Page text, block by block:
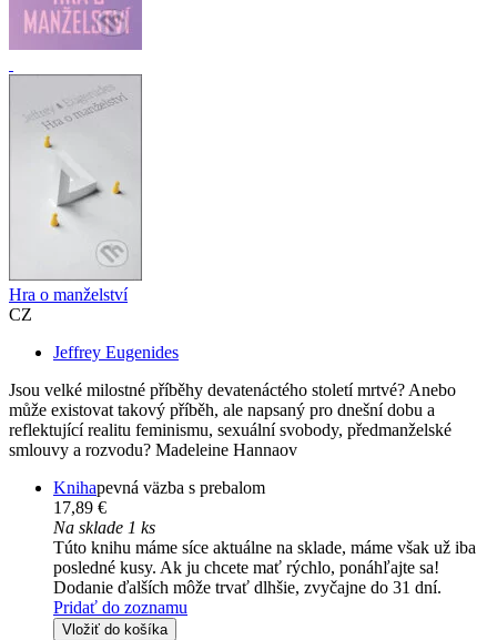
Hra o manželství
CZ
Jeffrey Eugenides
Jsou velké milostné příběhy devatenáctého století mrtvé? Anebo
může existovat takový příběh, ale napsaný pro dnešní dobu a
reflektující realitu feminismu, sexuální svobody, předmanželské
smlouvy a rozvodu? Madeleine Hannaov
Knihapevná väzba s prebalom
17,89 €
Na sklade 1 ks
Túto knihu máme síce aktuálne na sklade, máme však už iba
posledné kusy. Ak ju chcete mať rýchlo, ponáhľajte sa!
Dodanie ďalších môže trvať dlhšie, zvyčajne do 31 dní.
Pridať do zoznamu
Vložiť do košíka